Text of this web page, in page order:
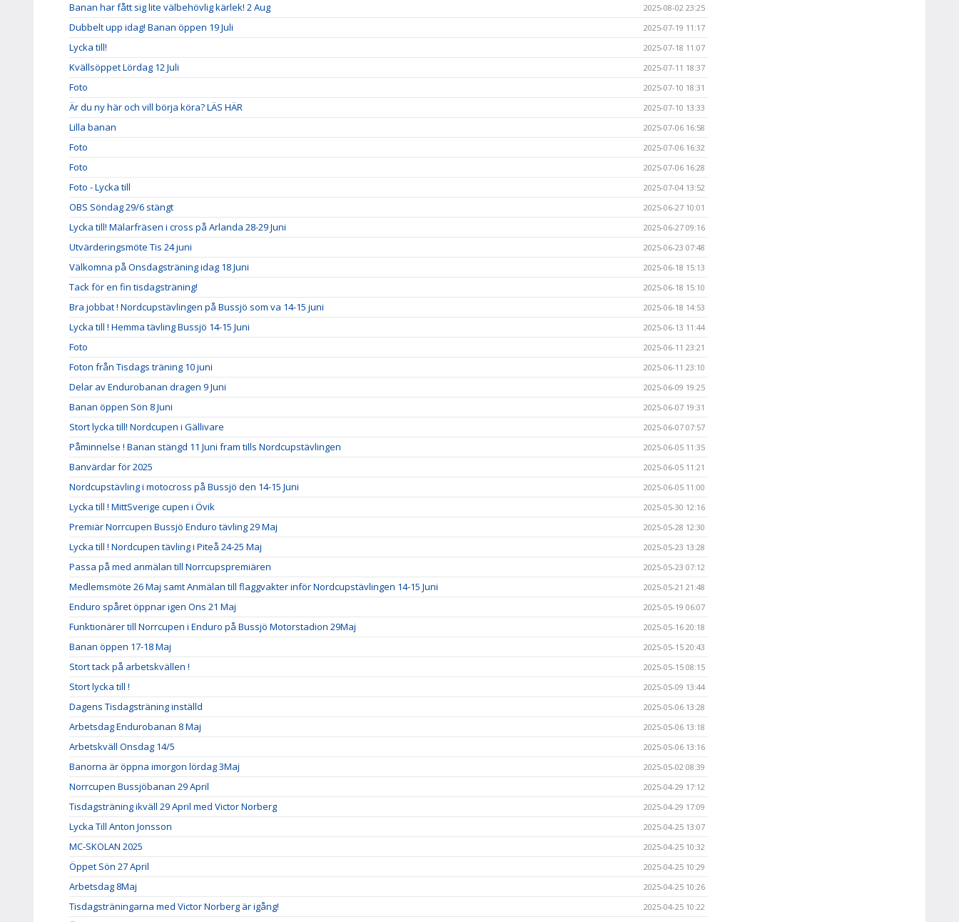
Banan har fått sig lite välbehövlig kärlek! 2 Aug 2025-08-02 23:25
Dubbelt upp idag! Banan öppen 19 Juli 2025-07-19 11:17
Lycka till! 2025-07-18 11:07
Kvällsöppet Lördag 12 Juli 2025-07-11 18:37
Foto 2025-07-10 18:31
Är du ny här och vill börja köra? LÄS HÄR 2025-07-10 13:33
Lilla banan 2025-07-06 16:58
Foto 2025-07-06 16:32
Foto 2025-07-06 16:28
Foto - Lycka till 2025-07-04 13:52
OBS Söndag 29/6 stängt 2025-06-27 10:01
Lycka till! Mälarfräsen i cross på Arlanda 28-29 Juni 2025-06-27 09:16
Utvärderingsmöte Tis 24 juni 2025-06-23 07:48
Välkomna på Onsdagsträning idag 18 Juni 2025-06-18 15:13
Tack för en fin tisdagsträning! 2025-06-18 15:10
Bra jobbat ! Nordcupstävlingen på Bussjö som va 14-15 juni 2025-06-18 14:53
Lycka till ! Hemma tävling Bussjö 14-15 Juni 2025-06-13 11:44
Foto 2025-06-11 23:21
Foton från Tisdags träning 10 juni 2025-06-11 23:10
Delar av Endurobanan dragen 9 Juni 2025-06-09 19:25
Banan öppen Sön 8 Juni 2025-06-07 19:31
Stort lycka till! Nordcupen i Gällivare 2025-06-07 07:57
Påminnelse ! Banan stängd 11 Juni fram tills Nordcupstävlingen 2025-06-05 11:35
Banvärdar för 2025 2025-06-05 11:21
Nordcupstävling i motocross på Bussjö den 14-15 Juni 2025-06-05 11:00
Lycka till ! MittSverige cupen i Övik 2025-05-30 12:16
Premiär Norrcupen Bussjö Enduro tävling 29 Maj 2025-05-28 12:30
Lycka till ! Nordcupen tävling i Piteå 24-25 Maj 2025-05-23 13:28
Passa på med anmälan till Norrcupspremiären 2025-05-23 07:12
Medlemsmöte 26 Maj samt Anmälan till flaggvakter inför Nordcupstävlingen 14-15 Juni 2025-05-21 21:48
Enduro spåret öppnar igen Ons 21 Maj 2025-05-19 06:07
Funktionärer till Norrcupen i Enduro på Bussjö Motorstadion 29Maj 2025-05-16 20:18
Banan öppen 17-18 Maj 2025-05-15 20:43
Stort tack på arbetskvällen ! 2025-05-15 08:15
Stort lycka till ! 2025-05-09 13:44
Dagens Tisdagsträning inställd 2025-05-06 13:28
Arbetsdag Endurobanan 8 Maj 2025-05-06 13:18
Arbetskväll Onsdag 14/5 2025-05-06 13:16
Banorna är öppna imorgon lördag 3Maj 2025-05-02 08:39
Norrcupen Bussjöbanan 29 April 2025-04-29 17:12
Tisdagsträning ikväll 29 April med Victor Norberg 2025-04-29 17:09
Lycka Till Anton Jonsson 2025-04-25 13:07
MC-SKOLAN 2025 2025-04-25 10:32
Öppet Sön 27 April 2025-04-25 10:29
Arbetsdag 8Maj 2025-04-25 10:26
Tisdagsträningarna med Victor Norberg är igång! 2025-04-25 10:22